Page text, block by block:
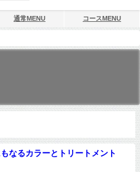
通常MENU コースMENU
なるカラーとトリートメント